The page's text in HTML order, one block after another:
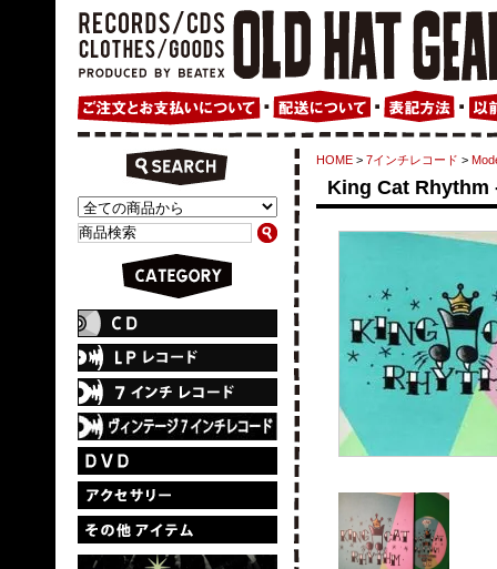
HOME > 7インチレコード >
King Cat Rhythm